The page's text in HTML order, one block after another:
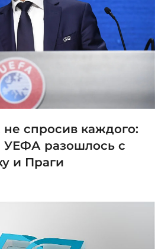
спросив каждого:
УЕФА разошлось с
и Праги